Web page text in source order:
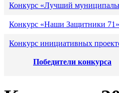
Конкурс «Лучший
Конкурс «Наши Защитники 71»
Конкурс инициативных
Победители конкурса